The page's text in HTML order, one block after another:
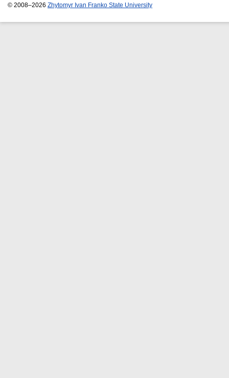
© 2008–2026 Zhytomyr Ivan Franko State University